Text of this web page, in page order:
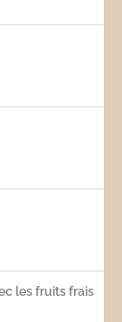
les fruits frais